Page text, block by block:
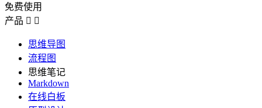
免费使用
产品  
思维导图
流程图
思维笔记
Markdown
在线白板